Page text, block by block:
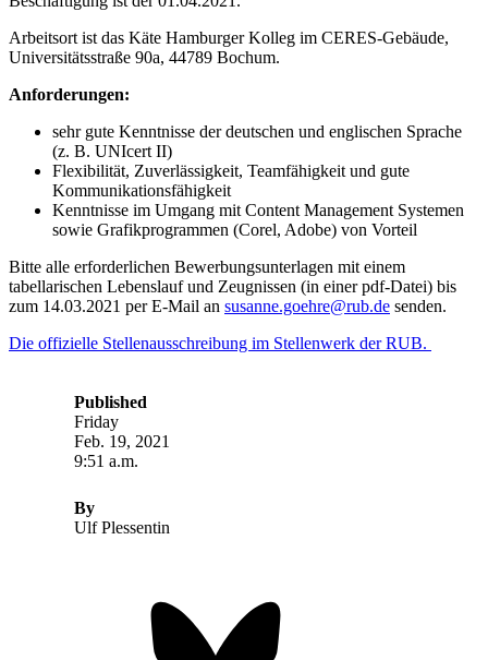
Arbeitsort ist das Käte Hamburger Kolleg im CERES-Gebäude,
Universitätsstraße 90a, 44789 Bochum.
Anforderungen:
sehr gute Kenntnisse der deutschen und englischen Sprache
(z. B. UNIcert II)
Flexibilität, Zuverlässigkeit, Teamfähigkeit und gute
Kommunikationsfähigkeit
Kenntnisse im Umgang mit Content Management Systemen
sowie Grafikprogrammen (Corel, Adobe) von Vorteil
Bitte alle erforderlichen Bewerbungsunterlagen mit einem
tabellarischen Lebenslauf und Zeugnissen (in einer pdf-Datei) bis
zum 14.03.2021 per E-Mail an susanne.goehre@rub.de senden.
Die offizielle Stellenausschreibung im Stellenwerk der RUB.
Published
Friday
Feb. 19, 2021
9:51 a.m.
By
Ulf Plessentin